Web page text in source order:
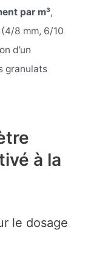
par m³,
(4/8 mm, 6/10
d’un
granulats
à la
le dosage